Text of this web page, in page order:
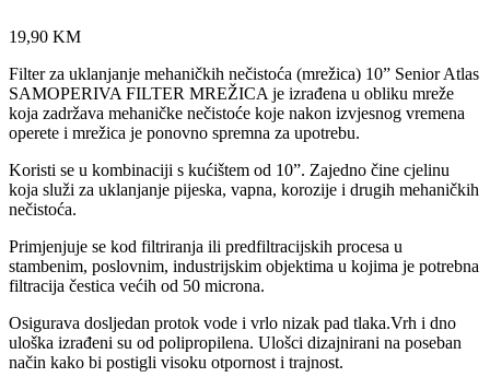
19,90 KM
Filter za uklanjanje mehaničkih nečistoća (mrežica) 10” Senior Atlas
SAMOPERIVA FILTER MREŽICA je izrađena u obliku mreže
koja zadržava mehaničke nečistoće koje nakon izvjesnog vremena
operete i mrežica je ponovno spremna za upotrebu.
Koristi se u kombinaciji s kućištem od 10”. Zajedno čine cjelinu
koja služi za uklanjanje pijeska, vapna, korozije i drugih mehaničkih
nečistoća.
Primjenjuje se kod filtriranja ili predfiltracijskih procesa u
stambenim, poslovnim, industrijskim objektima u kojima je potrebna
filtracija čestica većih od 50 microna.
Osigurava dosljedan protok vode i vrlo nizak pad tlaka.Vrh i dno
uloška izrađeni su od polipropilena. Ulošci dizajnirani na poseban
način kako bi postigli visoku otpornost i trajnost.